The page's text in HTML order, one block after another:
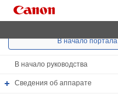
В начало портала
В начало руководства
Сведения об аппарате